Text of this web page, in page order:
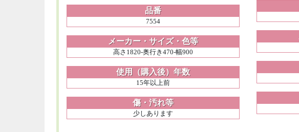
品番
7554
メーカー・サイズ・色等
高さ1820-奥行き470-幅900
使用（購入後）年数
15年以上前
傷・汚れ等
少しあります